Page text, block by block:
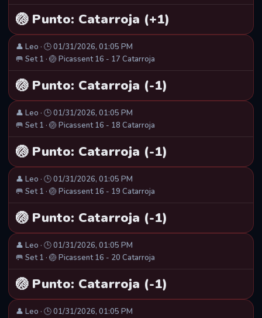
🏐 Punto: Catarroja (+1)
👤 Leo · 🕒 01/31/2026, 01:05 PM
🥅 Set 1 · 🏐 Picassent 16 - 17 Catarroja
🏐 Punto: Catarroja (-1)
👤 Leo · 🕒 01/31/2026, 01:05 PM
🥅 Set 1 · 🏐 Picassent 16 - 18 Catarroja
🏐 Punto: Catarroja (-1)
👤 Leo · 🕒 01/31/2026, 01:05 PM
🥅 Set 1 · 🏐 Picassent 16 - 19 Catarroja
🏐 Punto: Catarroja (-1)
👤 Leo · 🕒 01/31/2026, 01:05 PM
🥅 Set 1 · 🏐 Picassent 16 - 20 Catarroja
🏐 Punto: Catarroja (-1)
👤 Leo · 🕒 01/31/2026, 01:05 PM